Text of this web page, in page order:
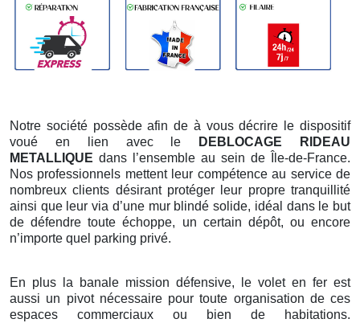
Notre société possède afin de à vous décrire le dispositif
voué en lien avec le
DEBLOCAGE RIDEAU
METALLIQUE dans l’ensemble au sein de Île-de-France.
Nos professionnels mettent leur compétence au service de
nombreux clients désirant protéger leur propre tranquillité
ainsi que leur via d’une mur blindé solide, idéal dans le but
de défendre toute échoppe, un certain dépôt, ou encore
n’importe quel parking privé.
En plus la banale mission défensive, le volet en fer est
aussi un pivot nécessaire pour toute organisation de ces
espaces commerciaux ou bien de habitations.